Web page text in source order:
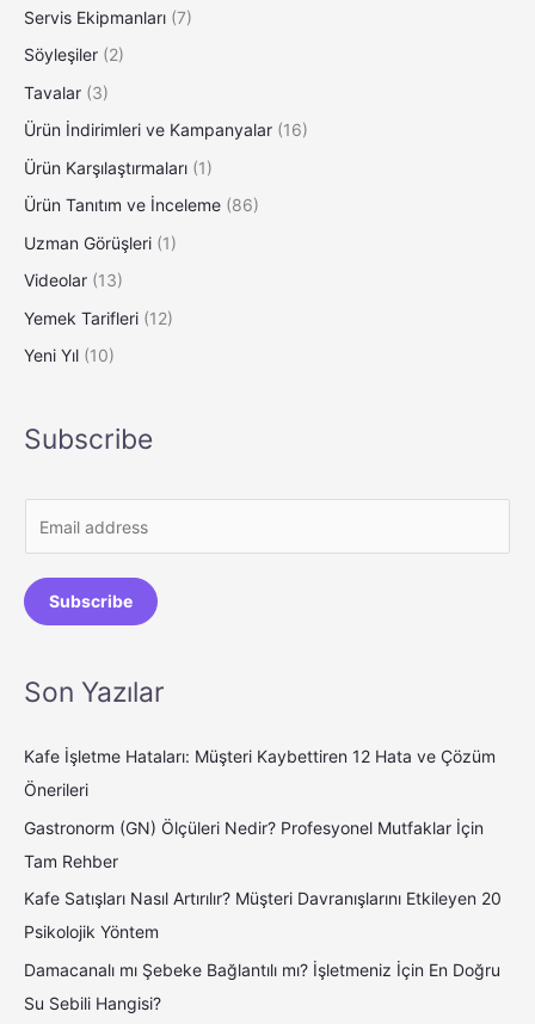
Servis Ekipmanları (7)
Söyleşiler (2)
Tavalar (3)
Ürün İndirimleri ve Kampanyalar (16)
Ürün Karşılaştırmaları (1)
Ürün Tanıtım ve İnceleme (86)
Uzman Görüşleri (1)
Videolar (13)
Yemek Tarifleri (12)
Yeni Yıl (10)
Subscribe
a
i
*
Subscribe
Son Yazılar
Kafe İşletme Hataları: Müşteri Kaybettiren 12 Hata ve Çözüm
Önerileri
Gastronorm (GN) Ölçüleri Nedir? Profesyonel Mutfaklar İçin
Tam Rehber
Kafe Satışları Nasıl Artırılır? Müşteri Davranışlarını Etkileyen 20
Psikolojik Yöntem
Damacanalı mı Şebeke Bağlantılı mı? İşletmeniz İçin En Doğru
Su Sebili Hangisi?